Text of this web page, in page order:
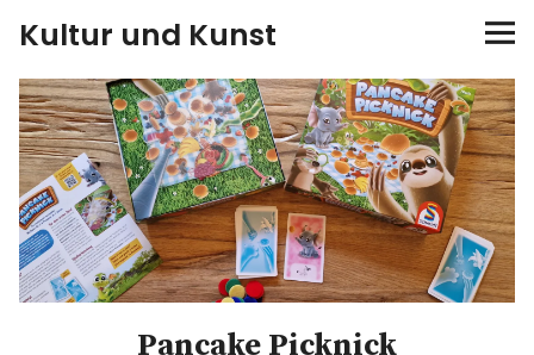
Kultur und Kunst
kultur & kunst
Ausstellungen
Spiele
Konzerte
Pancake Picknick